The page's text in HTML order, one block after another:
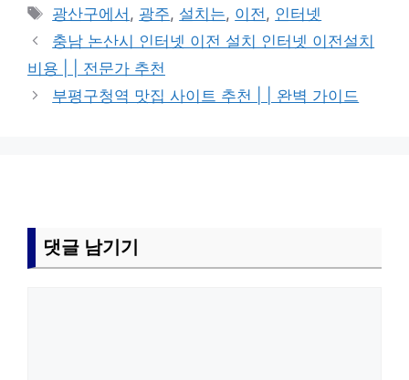
테
고
리
태
그
광산구에서 , 광주, 설치는, 이전 , 인터넷
충남 논산시 인터넷 이전 설치 인터넷 이전설치
비용 | | 전문가 추천
부평구청역 맛집 사이트 추천 | | 완벽 가이드
댓글 남기기